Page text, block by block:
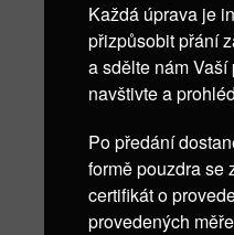
Každá úprava je
přizpůsobit přání
a sdělte nám
navštivte a
Po předání
formě pouzdra se
certifikát o
provedených